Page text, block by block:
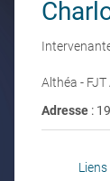
Althéa - FJT
Adresse :